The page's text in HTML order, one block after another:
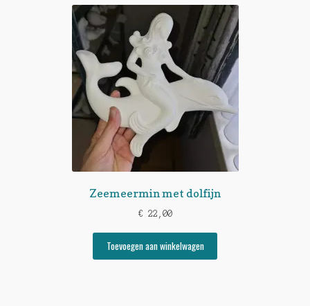
Zeemeermin met dolfijn
€ 22,00
Toevoegen aan winkelwagen